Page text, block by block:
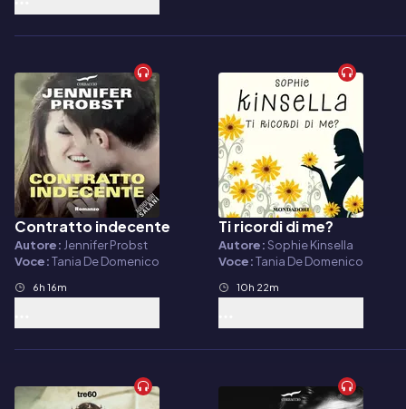
Audiolibro
Contratto indecente
Autore: Jennifer Probst
Voce:Tania De Domenico
6h 16m
Audiolibro
Ti ricordi di me?
Autore:Sophie Kinsella
Voce:Tania De Domenico
10h 22m